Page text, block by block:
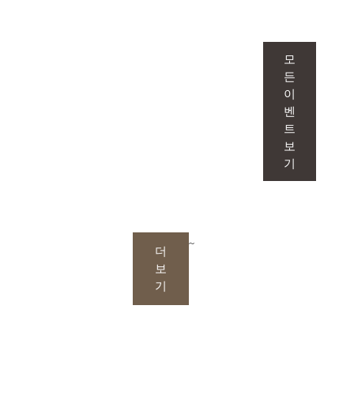
모
든
이
벤
트
보
기
더
보
기
~